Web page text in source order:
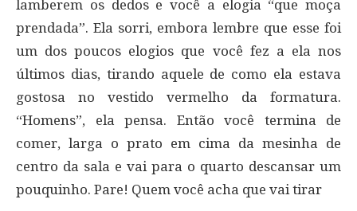
lamberem os dedos e você a elogia “que moça
prendada”. Ela sorri, embora lembre que esse foi
um dos poucos elogios que você fez a ela nos
últimos dias, tirando aquele de como ela estava
gostosa no vestido vermelho da formatura.
“Homens”, ela pensa. Então você termina de
comer, larga o prato em cima da mesinha de
centro da sala e vai para o quarto descansar um
pouquinho. Pare! Quem você acha que vai tirar